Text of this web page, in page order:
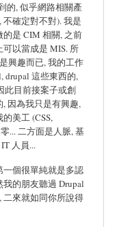
的, 似乎網路相關產
確定對不對). 我是
是 CIM 相關, 之前
可以當成是 MIS. 所
興趣而已, 我的工作
drupal 這些東西的,
此目前接案子或創
因為我只是有興趣,
美工 (CSS,
... 二方面是人脈, 基
人員...
一個很單純就是多認
的朋友聽過 Drupal
二來就如同你所說得